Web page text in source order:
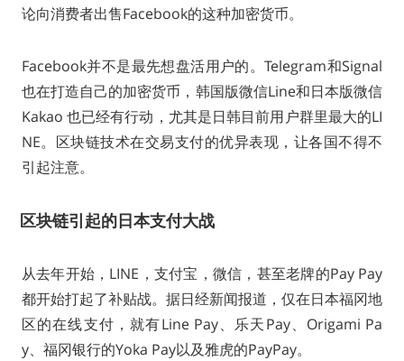
论向消费者出售Facebook的这种加密货币。
Facebook并不是最先想盘活用户的。Telegram和Signal
也在打造自己的加密货币，韩国版微信Line和日本版微信
Kakao 也已经有行动，尤其是日韩目前用户群里最大的LI
NE。区块链技术在交易支付的优异表现，让各国不得不
引起注意。
区块链引起的日本支付大战
从去年开始，LINE，支付宝，微信，甚至老牌的Pay Pay
都开始打起了补贴战。据日经新闻报道，仅在日本福冈地
区的在线支付，就有Line Pay、乐天Pay、Origami Pa
y、福冈银行的Yoka Pay以及雅虎的PayPay。